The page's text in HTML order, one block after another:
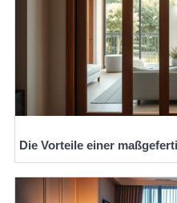
Die Vorteile einer